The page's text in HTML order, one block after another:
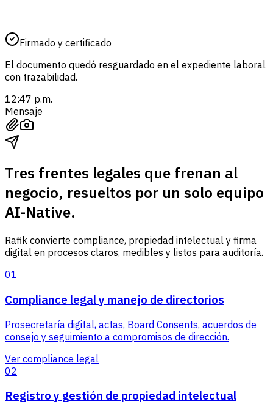
Firmado y certificado
El documento quedó resguardado en el expediente laboral
con trazabilidad.
12:47 p.m.
Mensaje
Tres frentes legales que frenan al
negocio, resueltos por un solo equipo
AI-Native.
Rafik convierte compliance, propiedad intelectual y firma
digital en procesos claros, medibles y listos para auditoría.
01
Compliance legal y manejo de directorios
Prosecretaría digital, actas, Board Consents, acuerdos de
consejo y seguimiento a compromisos de dirección.
Ver compliance legal
02
Registro y gestión de propiedad intelectual